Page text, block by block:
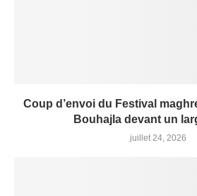
Coup d’envoi du Festival
Bouhajla devant un
juillet 24, 2026